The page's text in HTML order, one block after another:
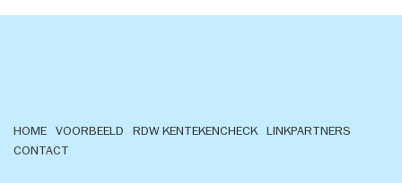
HOME VOORBEELD RDW KENTEKENCHECK
LINKPARTNERS
CONTACT